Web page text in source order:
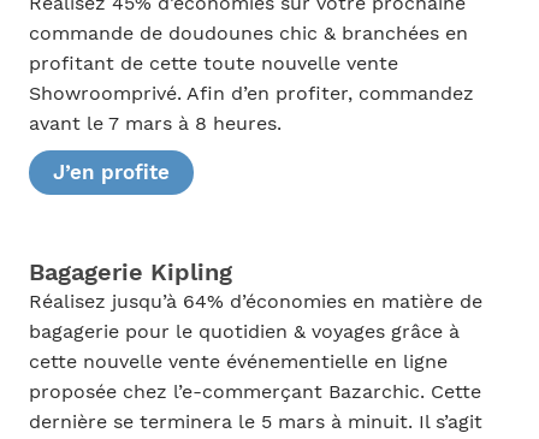
commande de doudounes chic & branchées en
profitant de cette toute nouvelle vente
Showroomprivé. Afin d’en profiter, commandez
avant le 7 mars à 8 heures.
J’en profite
Bagagerie Kipling
Réalisez jusqu’à 64% d’économies en matière de
bagagerie pour le quotidien & voyages grâce à
cette nouvelle vente événementielle en ligne
proposée chez l’e-commerçant Bazarchic. Cette
dernière se terminera le 5 mars à minuit. Il s’agit